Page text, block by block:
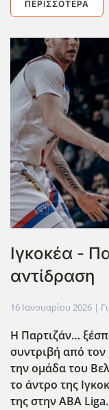
ΠΕΡΙΣΣΌΤΕΡΑ
Ιγκοκέα -
αντίδραση
16 Ιανουαρίου 2026 |
Η Παρτιζάν…
συντριβή από
την ομάδα του
το άντρο της
της στην ABA Liga.